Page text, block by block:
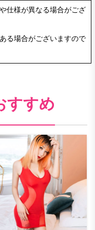
仕様が異なる場合がござ
る場合がございますので
すすめ